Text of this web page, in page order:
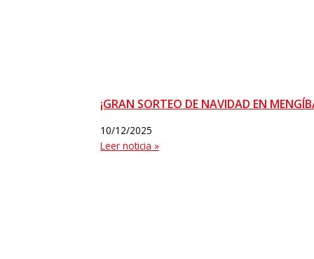
¡GRAN SORTEO DE NAVIDAD EN
10/12/2025
Leer noticia »